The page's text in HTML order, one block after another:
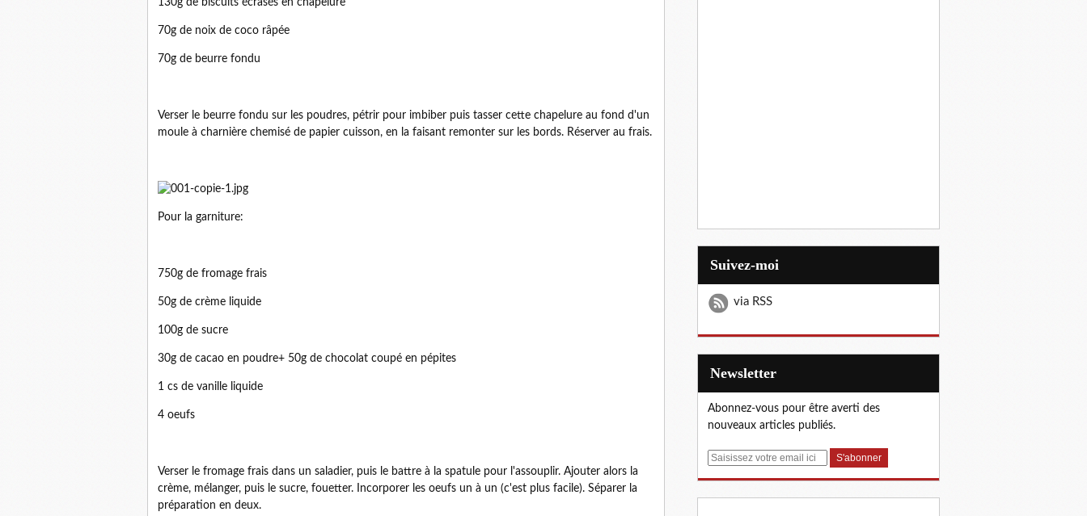
130g de biscuits écrasés en chapelure
70g de noix de coco râpée
70g de beurre fondu
Verser le beurre fondu sur les poudres, pétrir pour imbiber puis tasser cette chapelure au fond d'un
moule à charnière chemisé de papier cuisson, en la faisant remonter sur les bords. Réserver au frais.
Pour la garniture:
750g de fromage frais
50g de crème liquide
100g de sucre
30g de cacao en poudre+ 50g de chocolat coupé en pépites
1 cs de vanille liquide
4 oeufs
Verser le fromage frais dans un saladier, puis le battre à la spatule pour l'assouplir. Ajouter alors la
crème, mélanger, puis le sucre, fouetter. Incorporer les oeufs un à un (c'est plus facile). Séparer la
préparation en deux.
Suivez-moi
via RSS
Newsletter
Abonnez-vous pour être averti des
nouveaux articles publiés.
E